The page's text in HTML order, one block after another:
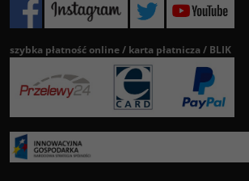
szybka płatność online / karta płatnicza / BLIK